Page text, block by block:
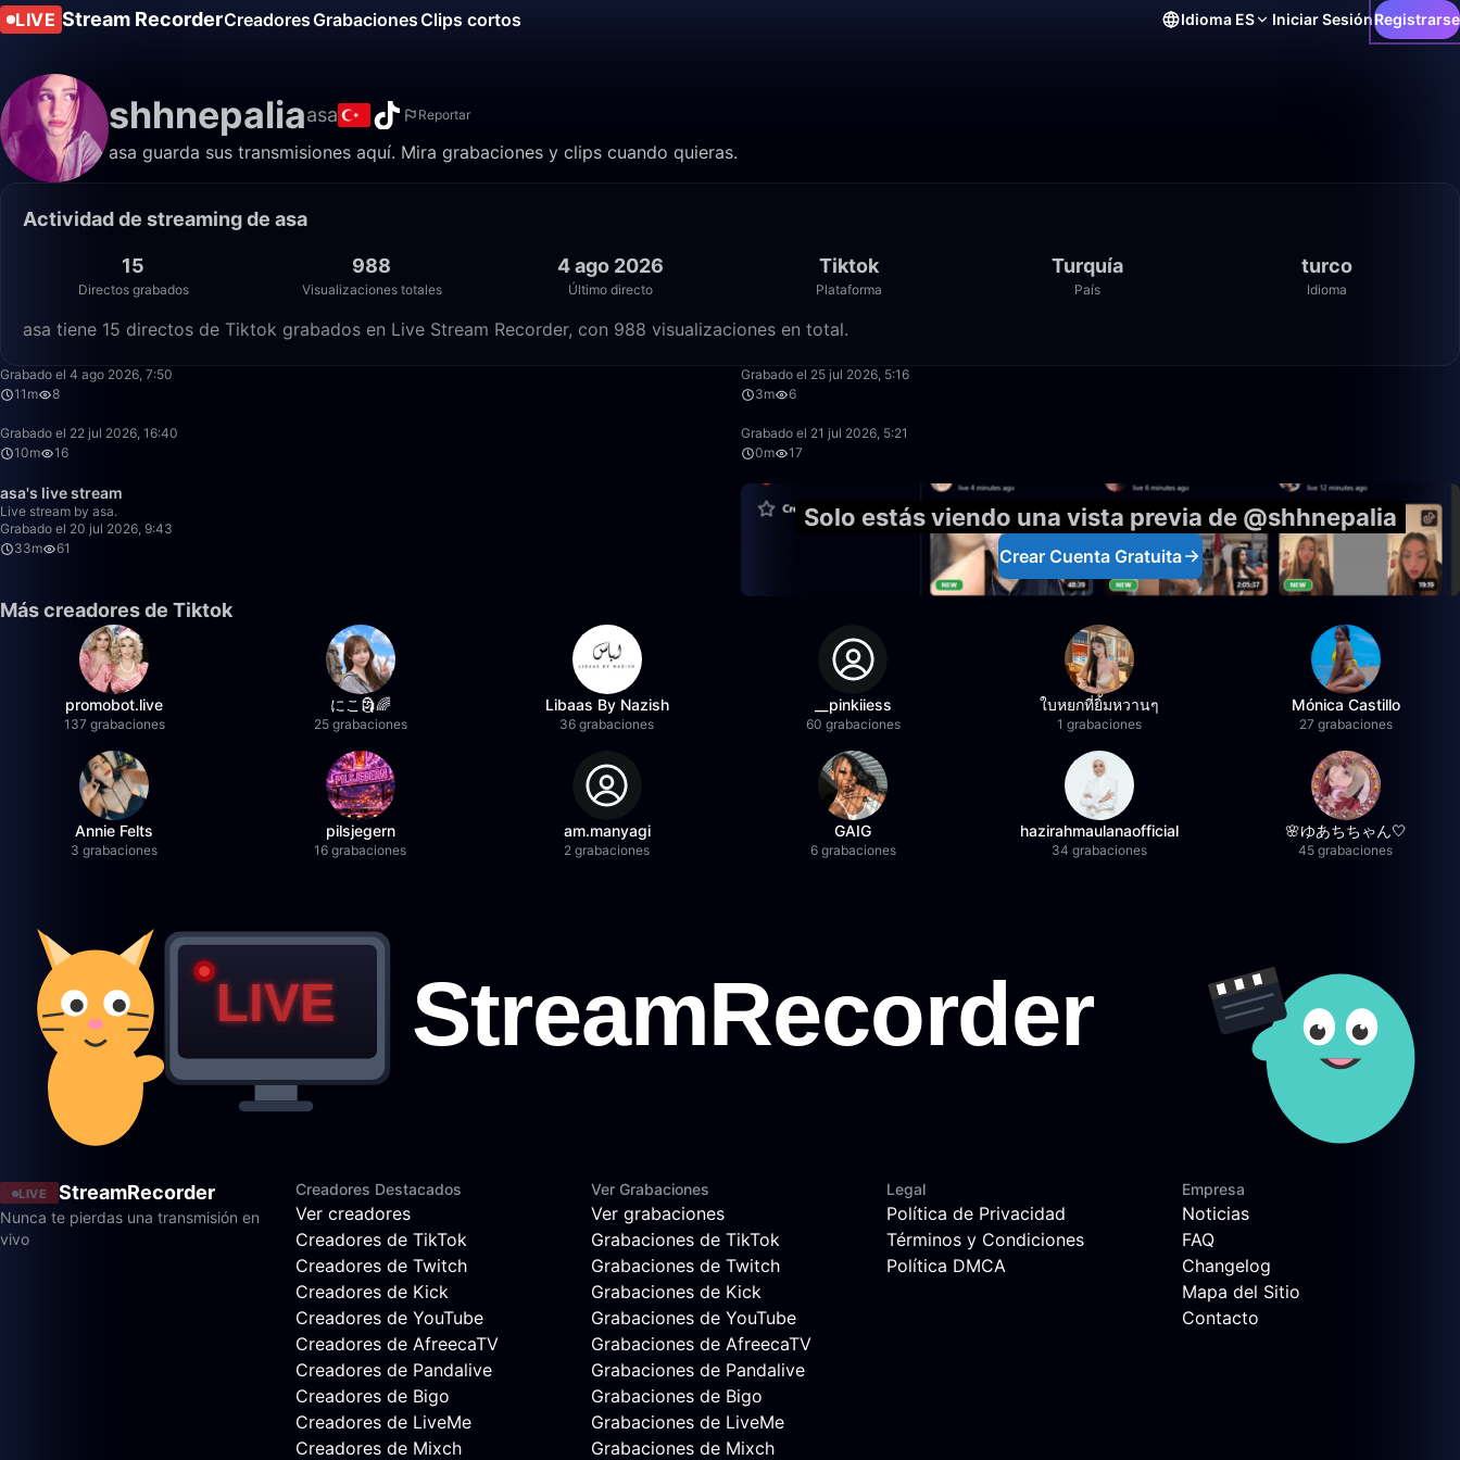
LIVE Stream RecorderCreadoresGrabacionesClips cortos Idioma ES Iniciar SesiónRegistrarse
shhnepaliaasa Reportar
asa guarda sus transmisiones aquí. Mira grabaciones y clips cuando quieras.
Actividad de streaming de asa
15
Directos grabados
988
Visualizaciones totales
4 ago 2026
Último directo
Tiktok
Plataforma
Turquía
País
turco
Idioma
asa tiene 15 directos de Tiktok grabados en Live Stream Recorder, con 988 visualizaciones en total.
Grabado el 4 ago 2026, 7:50
11m
8
Grabado el 25 jul 2026, 5:16
3m
6
Grabado el 22 jul 2026, 16:40
10m
16
Grabado el 21 jul 2026, 5:21
0m
17
asa's live stream
Live stream by asa.
Grabado el 20 jul 2026, 9:43
33m
61
Solo estás viendo una vista previa de @shhnepalia
Crear Cuenta Gratuita
Más creadores de Tiktok
promobot.live
137 grabaciones
にこ🗿🌈
25 grabaciones
Libaas By Nazish
36 grabaciones
__pinkiiess
60 grabaciones
ใบหยกที่ยิ้มหวานๆ
1 grabaciones
Mónica Castillo
27 grabaciones
Annie Felts
3 grabaciones
pilsjegern
16 grabaciones
am.manyagi
2 grabaciones
GAIG
6 grabaciones
hazirahmaulanaofficial
34 grabaciones
🌸ゆあちちゃん🤍
45 grabaciones
LIVE StreamRecorder
Nunca te pierdas una transmisión en
vivo
Creadores Destacados
Ver creadores
Creadores de TikTok
Creadores de Twitch
Creadores de Kick
Creadores de YouTube
Creadores de AfreecaTV
Creadores de Pandalive
Creadores de Bigo
Creadores de LiveMe
Creadores de Mixch
Ver Grabaciones
Ver grabaciones
Grabaciones de TikTok
Grabaciones de Twitch
Grabaciones de Kick
Grabaciones de YouTube
Grabaciones de AfreecaTV
Grabaciones de Pandalive
Grabaciones de Bigo
Grabaciones de LiveMe
Grabaciones de Mixch
Legal
Política de Privacidad
Términos y Condiciones
Política DMCA
Empresa
Noticias
FAQ
Changelog
Mapa del Sitio
Contacto